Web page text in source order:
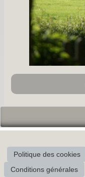
Politique des cookies
Conditions générales